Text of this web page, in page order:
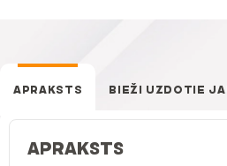
APRAKSTS BIEŽI UZDOTIE
APRAKSTS